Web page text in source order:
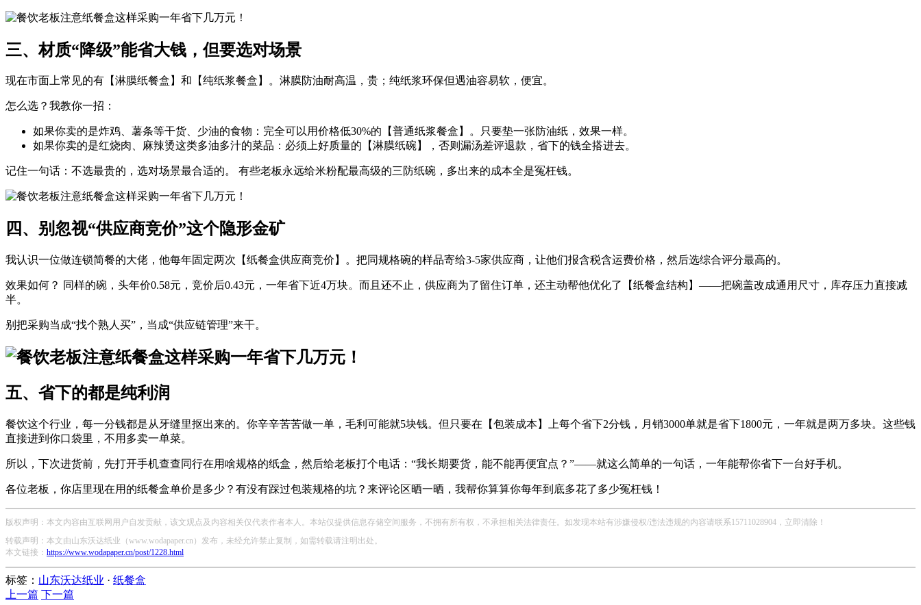
三、材质“降级”能省大钱，但要选对场景
现在市面上常见的有【淋膜纸餐盒】和【纯纸浆餐盒】。淋膜防油耐高温，贵；纯纸浆环保但遇油容易软，便宜。
怎么选？我教你一招：
如果你卖的是炸鸡、薯条等干货、少油的食物：完全可以用价格低30%的【普通纸浆餐盒】。只要垫一张防油纸，效果一样。
如果你卖的是红烧肉、麻辣烫这类多油多汁的菜品：必须上好质量的【淋膜纸碗】，否则漏汤差评退款，省下的钱全搭进去。
记住一句话：不选最贵的，选对场景最合适的。 有些老板永远给米粉配最高级的三防纸碗，多出来的成本全是冤枉钱。
四、别忽视“供应商竞价”这个隐形金矿
我认识一位做连锁简餐的大佬，他每年固定两次【纸餐盒供应商竞价】。把同规格碗的样品寄给3-5家供应商，让他们报含税含运费价格，然后选综合评分最高的。
效果如何？ 同样的碗，头年价0.58元，竞价后0.43元，一年省下近4万块。而且还不止，供应商为了留住订单，还主动帮他优化了【纸餐盒结构】——把碗盖改成通用尺寸，库存压力直接减
半。
别把采购当成“找个熟人买”，当成“供应链管理”来干。
五、省下的都是纯利润
餐饮这个行业，每一分钱都是从牙缝里抠出来的。你辛辛苦苦做一单，毛利可能就5块钱。但只要在【包装成本】上每个省下2分钱，月销3000单就是省下1800元，一年就是两万多块。这些钱
直接进到你口袋里，不用多卖一单菜。
所以，下次进货前，先打开手机查查同行在用啥规格的纸盒，然后给老板打个电话：“我长期要货，能不能再便宜点？”——就这么简单的一句话，一年能帮你省下一台好手机。
各位老板，你店里现在用的纸餐盒单价是多少？有没有踩过包装规格的坑？来评论区晒一晒，我帮你算算你每年到底多花了多少冤枉钱！
版权声明：本文内容由互联网用户自发贡献，该文观点及内容相关仅代表作者本人。本站仅提供信息存储空间服务，不拥有所有权，不承担相关法律责任。如发现本站有涉嫌侵权/违法违规的内容请联系15711028904，立即清除！
转载声明：本文由山东沃达纸业（www.wodapaper.cn）发布，未经允许禁止复制，如需转载请注明出处。
本文链接： https://www.wodapaper.cn/post/1228.html
标签： 山东沃达纸业 · 纸餐盒
上一篇 下一篇